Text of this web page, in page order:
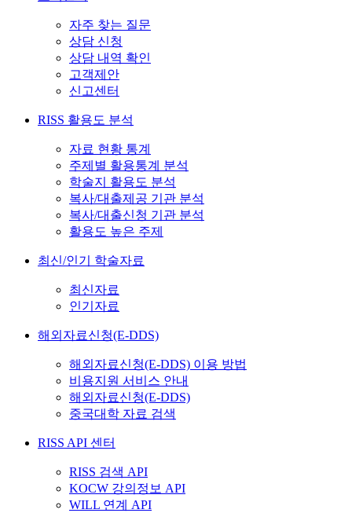
자주 찾는 질문
상담 신청
상담 내역 확인
고객제안
신고센터
RISS 활용도 분석
자료 현황 통계
주제별 활용통계 분석
학술지 활용도 분석
복사/대출제공 기관 분석
복사/대출신청 기관 분석
활용도 높은 주제
최신/인기 학술자료
최신자료
인기자료
해외자료신청(E-DDS)
해외자료신청(E-DDS) 이용 방법
비용지원 서비스 안내
해외자료신청(E-DDS)
중국대학 자료 검색
RISS API 센터
RISS 검색 API
KOCW 강의정보 API
WILL 연계 API